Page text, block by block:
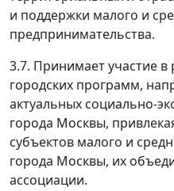
и поддержки малого и
предпринимательства.
3.7. Принимает участие в
городских программ,
актуальных социально-
города Москвы,
субъектов малого и
города Москвы, их
ассоциации.